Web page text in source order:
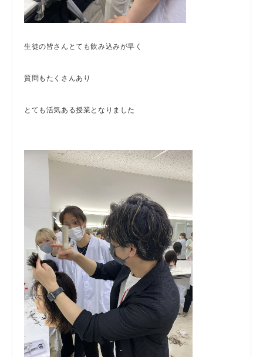
生徒の皆さんとても飲み込みが早く
質問もたくさんあり
とても活気ある授業となりました